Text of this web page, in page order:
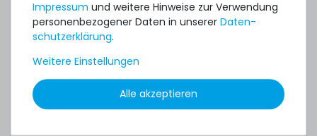
Remote
Sonstige
Ausstattung:
-
Impressum und weitere Hinweise zur Verwendung
personenbezogener Daten in unserer Daten­
schutz­erklärung.
Weitere Einstellungen
Alle akzeptieren